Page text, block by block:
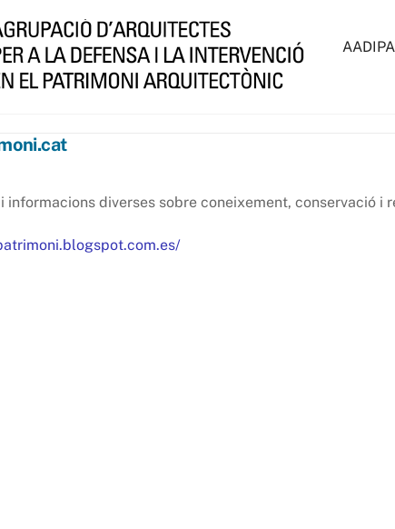
AADIPA
informacions diverses sobre coneixement, conservació i